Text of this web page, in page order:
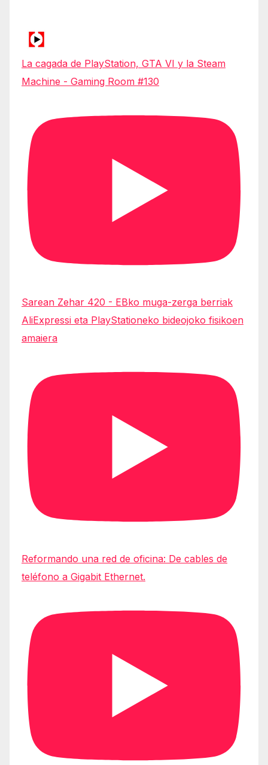
La cagada de PlayStation, GTA VI y la Steam
Machine - Gaming Room #130
Sarean Zehar 420 - EBko muga-zerga berriak
AliExpressi eta PlayStationeko bideojoko fisikoen
amaiera
Reformando una red de oficina: De cables de
teléfono a Gigabit Ethernet.